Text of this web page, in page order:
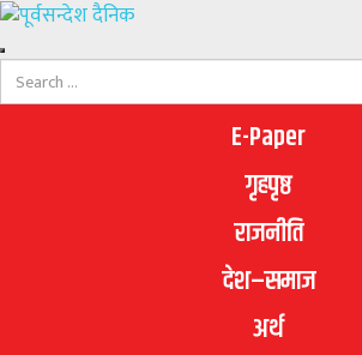
E-Paper
गृहपृष्ठ
राजनीति
देश–समाज
अर्थ